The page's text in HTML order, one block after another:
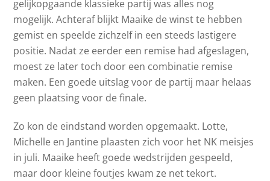
gelijkopgaande klassieke partij was alles nog
mogelijk. Achteraf blijkt Maaike de winst te hebben
gemist en speelde zichzelf in een steeds lastigere
positie. Nadat ze eerder een remise had afgeslagen,
moest ze later toch door een combinatie remise
maken. Een goede uitslag voor de partij maar helaas
geen plaatsing voor de finale.
Zo kon de eindstand worden opgemaakt. Lotte,
Michelle en Jantine plaasten zich voor het NK meisjes
in juli. Maaike heeft goede wedstrijden gespeeld,
maar door kleine foutjes kwam ze net tekort.